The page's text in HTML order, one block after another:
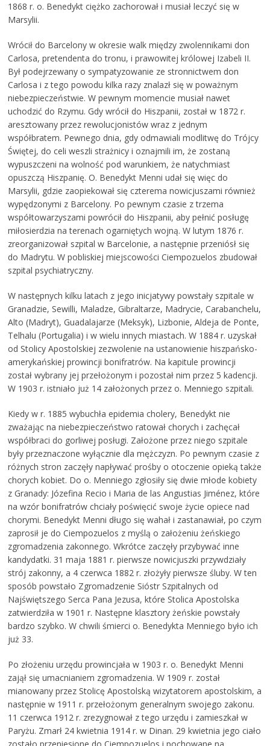
1868 r. o. Benedykt ciężko zachorował i musiał leczyć się w
Marsylii.
Wrócił do Barcelony w okresie walk między zwolennikami don
Carlosa, pretendenta do tronu, i prawowitej królowej Izabeli II.
Był podejrzewany o sympatyzowanie ze stronnictwem don
Carlosa i z tego powodu kilka razy znalazł się w poważnym
niebezpieczeństwie. W pewnym momencie musiał nawet
uchodzić do Rzymu. Gdy wrócił do Hiszpanii, został w 1872 r.
aresztowany przez rewolucjonistów wraz z jednym
współbratem. Pewnego dnia, gdy odmawiali modlitwę do Trójcy
Świętej, do celi weszli strażnicy i oznajmili im, że zostaną
wypuszczeni na wolność pod warunkiem, że natychmiast
opuszczą Hiszpanię. O. Benedykt Menni udał się więc do
Marsylii, gdzie zaopiekował się czterema nowicjuszami również
wypędzonymi z Barcelony. Po pewnym czasie z trzema
współtowarzyszami powrócił do Hiszpanii, aby pełnić posługę
miłosierdzia na terenach ogarniętych wojną. W lutym 1876 r.
zreorganizował szpital w Barcelonie, a następnie przeniósł się
do Madrytu. W pobliskiej miejscowości Ciempozuelos zbudował
szpital psychiatryczny.
W następnych kilku latach z jego inicjatywy powstały szpitale w
Granadzie, Sewilli, Maladze, Gibraltarze, Madrycie, Carabanchelu,
Alto (Madryt), Guadalajarze (Meksyk), Lizbonie, Aldeja de Ponte,
Telhalu (Portugalia) i w wielu innych miastach. W 1884 r. uzyskał
od Stolicy Apostolskiej zezwolenie na ustanowienie hiszpańsko-
amerykańskiej prowincji bonifratrów. Na kapitule prowincji
został wybrany jej przełożonym i pozostał nim przez 5 kadencji.
W 1903 r. istniało już 14 założonych przez o. Menniego szpitali.
Kiedy w r. 1885 wybuchła epidemia cholery, Benedykt nie
zważając na niebezpieczeństwo ratował chorych i zachęcał
współbraci do gorliwej posługi. Założone przez niego szpitale
były przeznaczone wyłącznie dla mężczyzn. Po pewnym czasie z
różnych stron zaczęły napływać prośby o otoczenie opieką także
chorych kobiet. Do o. Menniego zgłosiły się dwie młode kobiety
z Granady: Józefina Recio i Maria de las Angustias Jiménez, które
na wzór bonifratrów chciały poświęcić swoje życie opiece nad
chorymi. Benedykt Menni długo się wahał i zastanawiał, po czym
zaprosił je do Ciempozuelos z myślą o założeniu żeńskiego
zgromadzenia zakonnego. Wkrótce zaczęły przybywać inne
kandydatki. 31 maja 1881 r. pierwsze nowicjuszki przywdziały
strój zakonny, a 4 czerwca 1882 r. złożyły pierwsze śluby. W ten
sposób powstało Zgromadzenie Sióstr Szpitalnych od
Najświętszego Serca Pana Jezusa, które Stolica Apostolska
zatwierdziła w 1901 r. Następne klasztory żeńskie powstały
bardzo szybko. W chwili śmierci o. Benedykta Menniego było ich
już 33.
Po złożeniu urzędu prowincjała w 1903 r. o. Benedykt Menni
zajął się umacnianiem zgromadzenia. W 1909 r. został
mianowany przez Stolicę Apostolską wizytatorem apostolskim, a
następnie w 1911 r. przełożonym generalnym swojego zakonu.
11 czerwca 1912 r. zrezygnował z tego urzędu i zamieszkał w
Paryżu. Zmarł 24 kwietnia 1914 r. w Dinan. 29 kwietnia jego ciało